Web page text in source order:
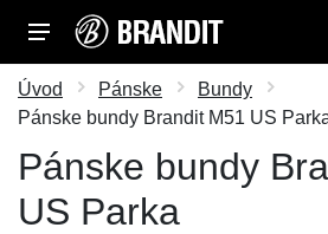
Úvod Pánske
Bundy
Pánske bundy Brandit M51 US
Pánske bundy
US Parka